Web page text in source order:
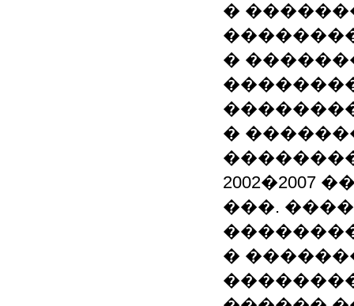
�
�
�
���.
�